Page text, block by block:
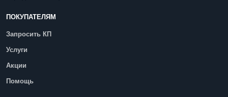
ПОКУПАТЕЛЯМ
Запросить КП
Услуги
Акции
Помощь